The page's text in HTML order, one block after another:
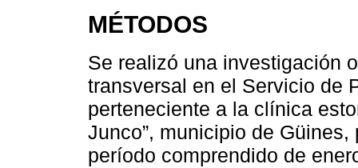
MÉTODOS
Se realizó una investigación
transversal en el Servicio de
perteneciente a la clínica
Junco”, municipio de
período comprendido de